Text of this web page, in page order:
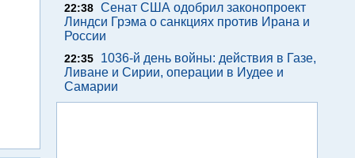
22:38 Сенат США одобрил законопроект
Линдси Грэма о санкциях против Ирана и
России
22:35
1036-й день войны: действия в Газе,
Ливане и Сирии, операции в Иудее и
Самарии